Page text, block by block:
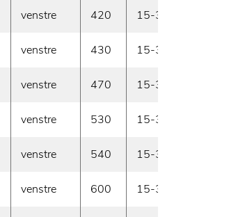
venstre 420 15-30
venstre 430 15-30
venstre 470 15-30
venstre 530 15-30
venstre 540 15-30
venstre 600 15-30